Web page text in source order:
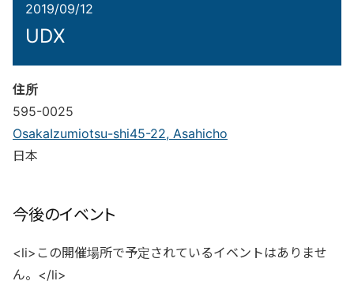
2019/09/12
UDX
住所
595-0025
OsakaIzumiotsu-shi45-22, Asahicho
日本
今後のイベント
<li>この開催場所で予定されているイベントはありませ
ん。</li>